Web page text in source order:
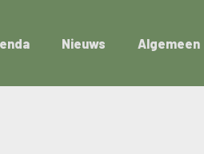
Nieuws Algemeen